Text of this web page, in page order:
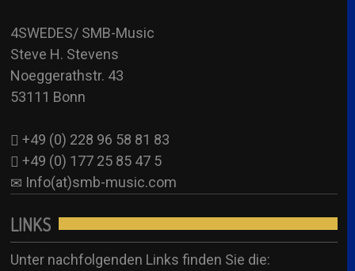
4SW Sub
See all
Booking Formular
4SWEDES/ SMB-Music
Steve H. Stevens
Noeggerathstr. 43
53111 Bonn
+49 (0) 228 96 58 81 83
+49 (0) 177 25 85 47 5
Info(at)smb-music.com
LINKS
Unter nachfolgenden Links finden Sie die: